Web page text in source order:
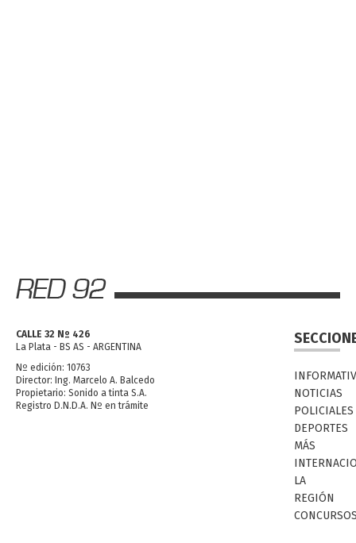
CALLE 32 Nº 426
La Plata - BS AS - ARGENTINA
Nº edición: 10763
Director: Ing. Marcelo A. Balcedo
Propietario: Sonido a tinta S.A.
Registro D.N.D.A. Nº en trámite
NOTICIAS
POLICIALES
DEPORTES
MÁS
LA
REGIÓN